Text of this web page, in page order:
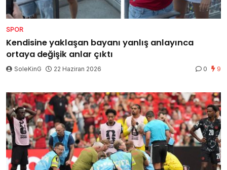
SPOR
Kendisine yaklaşan bayanı yanlış anlayınca
ortaya değişik anlar çıktı
SoleKinG 22 Haziran 2026 0 9